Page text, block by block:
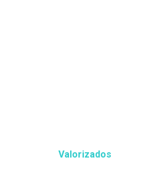
Valorizados